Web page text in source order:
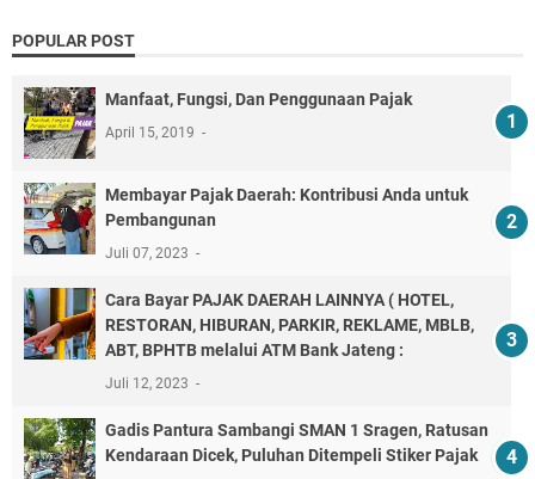
POPULAR POST
Manfaat, Fungsi, Dan Penggunaan Pajak
April 15, 2019
Membayar Pajak Daerah: Kontribusi Anda untuk
Pembangunan
Juli 07, 2023
Cara Bayar PAJAK DAERAH LAINNYA ( HOTEL,
RESTORAN, HIBURAN, PARKIR, REKLAME, MBLB,
ABT, BPHTB melalui ATM Bank Jateng :
Juli 12, 2023
Gadis Pantura Sambangi SMAN 1 Sragen, Ratusan
Kendaraan Dicek, Puluhan Ditempeli Stiker Pajak